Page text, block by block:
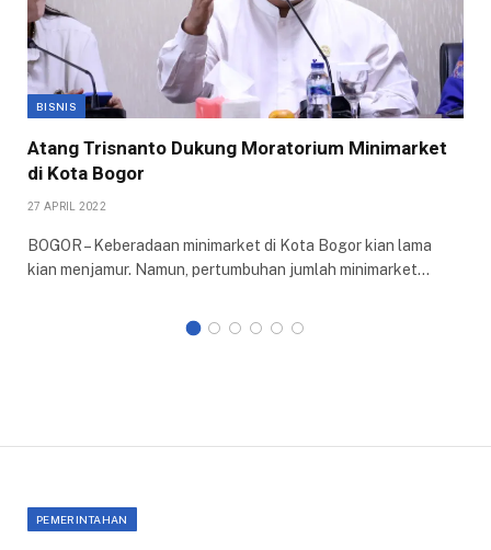
BISNIS
Atang Trisnanto Dukung Moratorium Minimarket
di Kota Bogor
27 APRIL 2022
BOGOR – Keberadaan minimarket di Kota Bogor kian lama
kian menjamur. Namun, pertumbuhan jumlah minimarket…
PEMERINTAHAN